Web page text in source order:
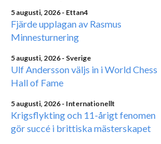
5 augusti, 2026 - Ettan4
Fjärde upplagan av Rasmus
Minnesturnering
5 augusti, 2026 - Sverige
Ulf Andersson väljs in i World Chess
Hall of Fame
5 augusti, 2026 - Internationellt
Krigsflykting och 11-årigt fenomen
gör succé i brittiska mästerskapet